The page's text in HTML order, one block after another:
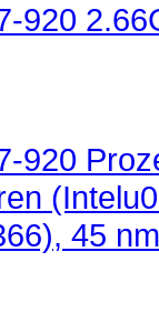
920
920
45